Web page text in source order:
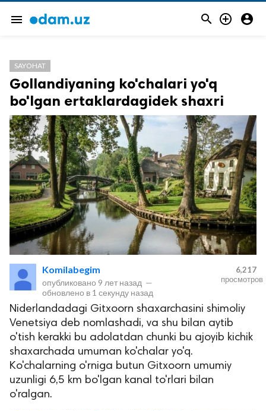
menu   
SAYOHAT
Gollandiyaning ko'chalari yo'q
bo'lgan ertaklardagidek shaxri
Komilabegim
опубликовано 9 лет назад —
обновлено в 1 секунду назад
6,217
просмотров
Niderlandadagi Gitxoorn shaxarchasini shimoliy
Venetsiya deb nomlashadi, va shu bilan aytib
o'tish kerakki bu adolatdan chunki bu ajoyib kichik
shaxarchada umuman ko'chalar yo'q.
Ko'chalarning o'rniga butun Gitxoorn umumiy
uzunligi 6,5 km bo'lgan kanal to'rlari bilan
o'ralgan.